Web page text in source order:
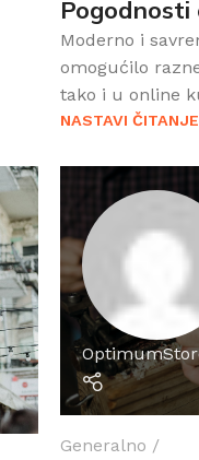
Pogodnosti
Moderno i
omogućilo
tako i u online
NASTAVI ČITANJE
Generalno